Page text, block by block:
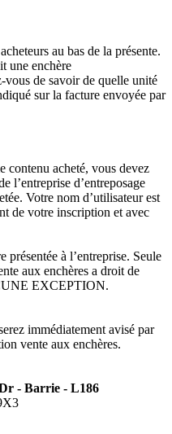
au bas de la présente.
une enchère
vous de savoir de quelle unité
sur la facture envoyée par
contenu acheté, vous devez
l’entreprise d’entreposage
Votre nom d’utilisateur est
de votre inscription et avec
à l’entreprise. Seule
aux enchères a droit de
EXCEPTION.
immédiatement avisé par
vente aux enchères.
- Barrie - L186